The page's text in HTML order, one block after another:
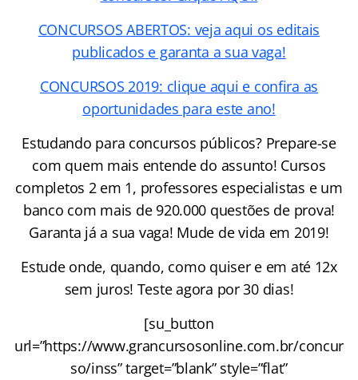
CONCURSOS ABERTOS: veja aqui os editais
publicados e garanta a sua vaga!
CONCURSOS 2019: clique aqui e confira as
oportunidades para este ano!
Estudando para concursos públicos? Prepare-se
com quem mais entende do assunto! Cursos
completos 2 em 1, professores especialistas e um
banco com mais de 920.000 questões de prova!
Garanta já a sua vaga! Mude de vida em 2019!
Estude onde, quando, como quiser e em até 12x
sem juros! Teste agora por 30 dias!
[su_button
url=”https://www.grancursosonline.com.br/concur
so/inss” target=”blank” style=”flat”